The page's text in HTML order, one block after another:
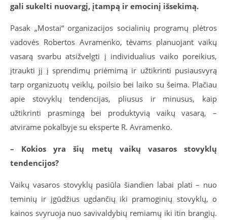
gali sukelti nuovargį, įtampą ir emocinį išsekimą.
Pasak „Mostai“ organizacijos socialinių programų plėtros
vadovės Robertos Avramenko, tėvams planuojant vaikų
vasarą svarbu atsižvelgti į individualius vaiko poreikius,
įtraukti jį į sprendimų priėmimą ir užtikrinti pusiausvyrą
tarp organizuotų veiklų, poilsio bei laiko su šeima. Plačiau
apie stovyklų tendencijas, pliusus ir minusus, kaip
užtikrinti prasmingą bei produktyvią vaikų vasarą, –
atvirame pokalbyje su eksperte R. Avramenko.
– Kokios yra šių metų vaikų vasaros stovyklų
tendencijos?
Vaikų vasaros stovyklų pasiūla šiandien labai plati – nuo
teminių ir įgūdžius ugdančių iki pramoginių stovyklų, o
kainos svyruoja nuo savivaldybių remiamų iki itin brangių.